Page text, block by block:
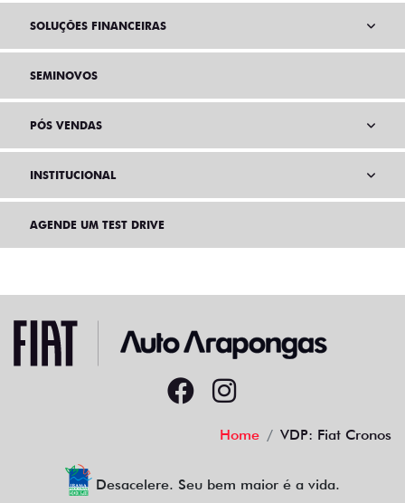
SOLUÇÕES FINANCEIRAS
SEMINOVOS
PÓS VENDAS
INSTITUCIONAL
AGENDE UM TEST DRIVE
Home VDP: Fiat Cronos
Desacelere. Seu bem maior é a vida.